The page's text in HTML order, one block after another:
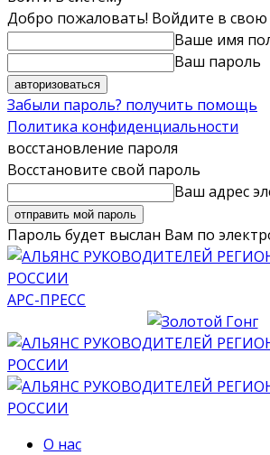
Добро пожаловать! Войдите в свою
Ваше имя
Ваш пароль
Забыли пароль? получить помощь
Политика конфиденциальности
восстановление пароля
Восстановите свой пароль
Ваш адрес
Пароль будет выслан Вам по
АРС-ПРЕСС
О нас